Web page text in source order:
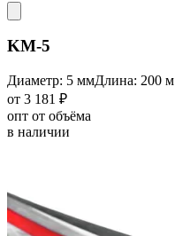
KM-5
Диаметр: 5 ммДлина: 200 м
от 3 181 ₽
опт от объёма
в наличии